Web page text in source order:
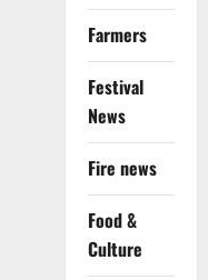
Farmers
Festival
News
Fire news
Food &
Culture